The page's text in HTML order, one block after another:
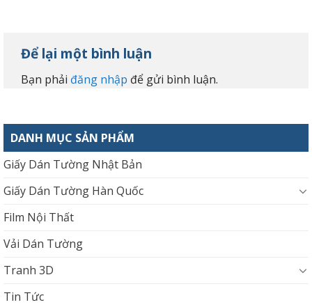
Để lại một bình luận
Bạn phải đăng nhập để gửi bình luận.
DANH MỤC SẢN PHẨM
Giấy Dán Tường Nhật Bản
Giấy Dán Tường Hàn Quốc
Film Nội Thất
Vải Dán Tường
Tranh 3D
Tin Tức